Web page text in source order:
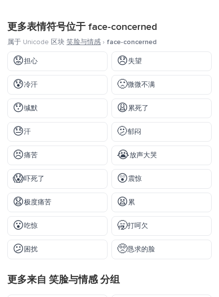
更多表情符号位于 face-concerned
属于 Unicode 区块 笑脸与情感 › face-concerned
😟担心 😞失望
😰冷汗 🙁微微不满
😯缄默 😩 累死了
😓汗 🫤郁闷
😣痛苦 😭放声大哭
😱吓死了 😲震惊
😧极度痛苦 😫 累
😮吃惊 🥱打呵欠
😕 困扰 🥺恳求的脸
更多来自 笑脸与情感分组